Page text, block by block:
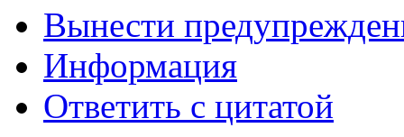
Вынести
Информация
Ответить с цитатой